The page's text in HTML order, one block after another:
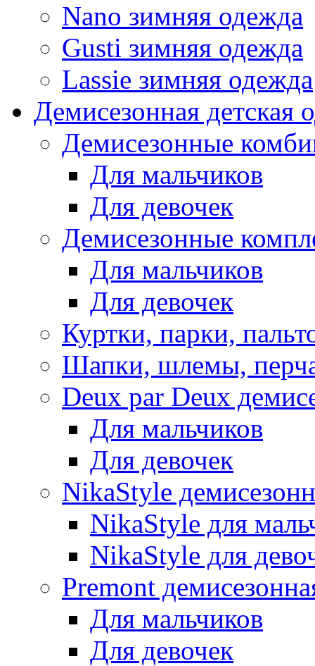
Nano зимняя одежда
Gusti зимняя одежда
Lassie зимняя одежда
Демисезонная детская
Демисезонные
Для мальчиков
Для девочек
Демисезонные
Для мальчиков
Для девочек
Куртки, парки,
Шапки, шлемы,
Deux par Deux
Для мальчиков
Для девочек
NikaStyle
NikaStyle для
NikaStyle для
Premont
Для мальчиков
Для девочек